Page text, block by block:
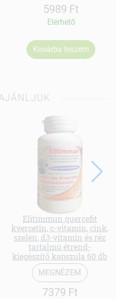
5989 Ft
Elérhetõ
Kosárba teszem
Elitimmun quercefit
kvercetin, c-vitamin, cink,
szelén, d3-vitamin és réz
tartalmú étrend-
kiegészítő kapszula 60 db
MEGNÉZEM
7379 Ft